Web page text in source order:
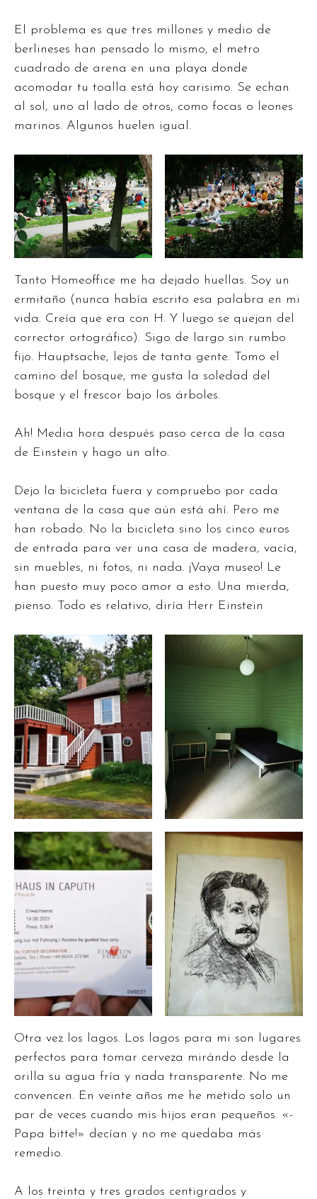
El problema es que tres millones y medio de
berlineses han pensado lo mismo, el metro
cuadrado de arena en una playa donde
acomodar tu toalla está hoy carisimo. Se echan
al sol, uno al lado de otros, como focas o leones
marinos. Algunos huelen igual.
Tanto Homeoffice me ha dejado huellas. Soy un
ermitaño (nunca había escrito esa palabra en mi
vida. Creía que era con H. Y luego se quejan del
corrector ortográfico). Sigo de largo sin rumbo
fijo. Hauptsache, lejos de tanta gente. Tomo el
camino del bosque, me gusta la soledad del
bosque y el frescor bajo los árboles.
Ah! Media hora después paso cerca de la casa
de Einstein y hago un alto.
Dejo la bicicleta fuera y compruebo por cada
ventana de la casa que aún está ahí. Pero me
han robado. No la bicicleta sino los cinco euros
de entrada para ver una casa de madera, vacía,
sin muebles, ni fotos, ni nada. ¡Vaya museo! Le
han puesto muy poco amor a esto. Una mierda,
pienso. Todo es relativo, diría Herr Einstein
Otra vez los lagos. Los lagos para mi son lugares
perfectos para tomar cerveza mirándo desde la
orilla su agua fría y nada transparente. No me
convencen. En veinte años me he metido solo un
par de veces cuando mis hijos eran pequeños. «-
Papa bitte!» decían y no me quedaba más
remedio.
A los treinta y tres grados centigrados y